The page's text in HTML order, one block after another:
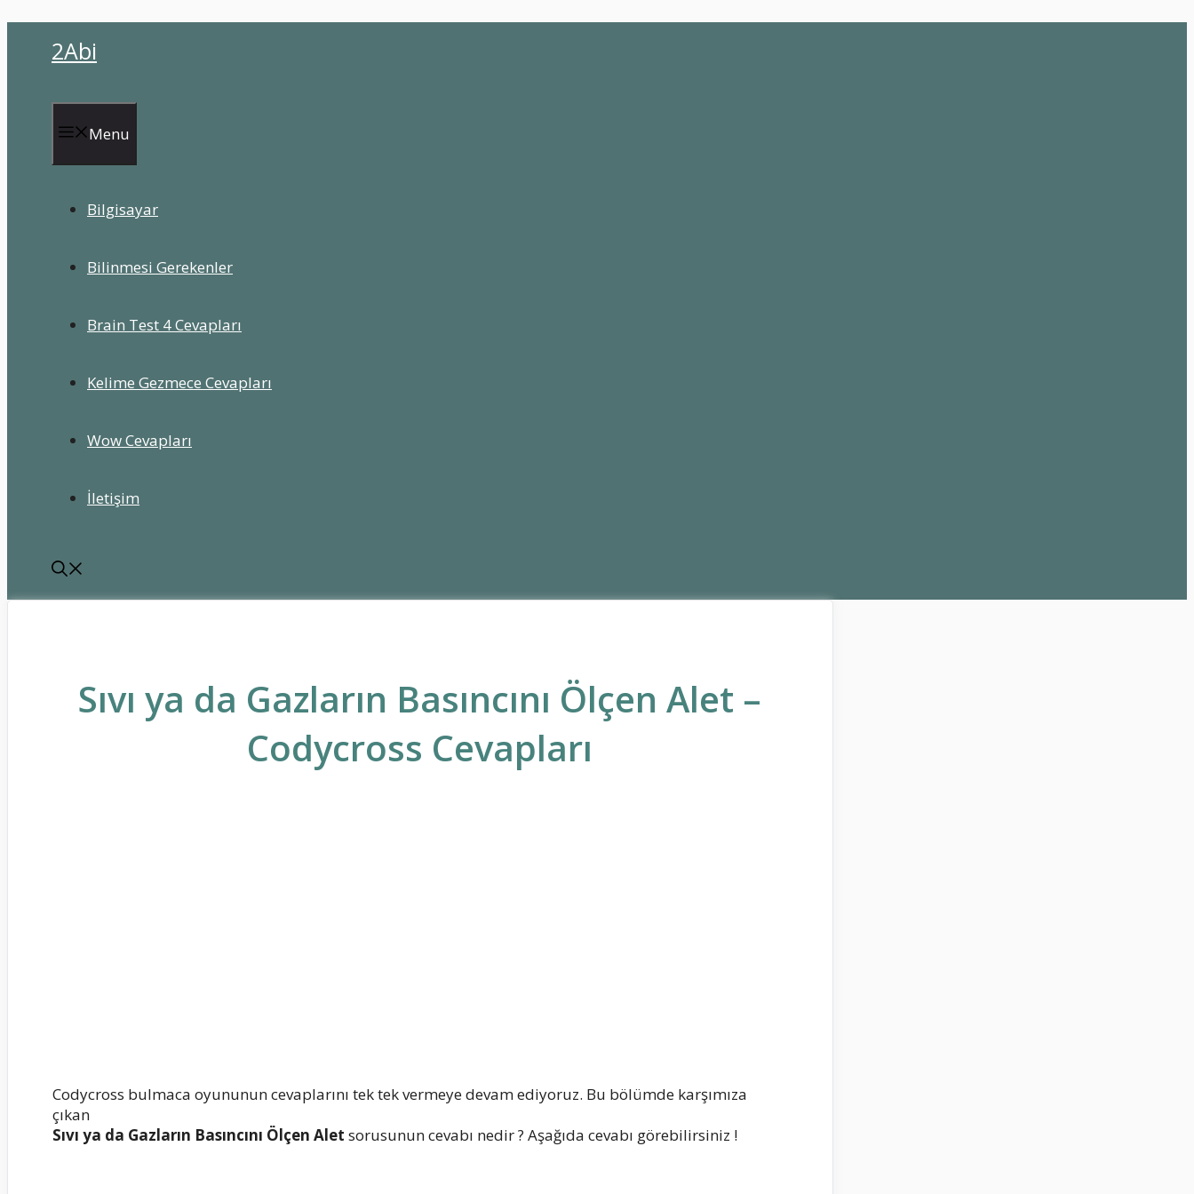
2Abi
Menu
Bilgisayar
Bilinmesi Gerekenler
Brain Test 4 Cevapları
Kelime Gezmece Cevapları
Wow Cevapları
İletişim
Sıvı ya da Gazların Basıncını Ölçen Alet –
Codycross Cevapları
Codycross bulmaca oyununun cevaplarını tek tek vermeye devam ediyoruz. Bu bölümde karşımıza
çıkan
Sıvı ya da Gazların Basıncını Ölçen Alet sorusunun cevabı nedir ? Aşağıda cevabı görebilirsiniz !